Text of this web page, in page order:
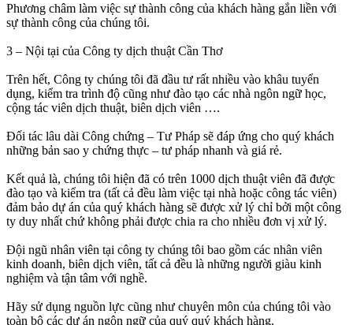
Phương châm làm việc sự thành công của khách hàng gắn liền với
sự thành công của chúng tôi.
3 – Nội tại của Công ty dịch thuật Cần Thơ
Trên hết, Công ty chúng tôi đã đầu tư rất nhiều vào khâu tuyển
dụng, kiểm tra trình độ cũng như đào tạo các nhà ngôn ngữ học,
cộng tác viên dịch thuật, biên dịch viên ….
Đối tác lâu dài Công chứng – Tư Pháp sẽ đáp ứng cho quý khách
những bản sao y chứng thực – tư pháp nhanh và giá rẻ.
Kết quả là, chúng tôi hiện đã có trên 1000 dịch thuật viên đã được
đào tạo và kiểm tra (tất cả đều làm việc tại nhà hoặc công tác viên)
đảm bảo dự án của quý khách hàng sẽ được xử lý chỉ bởi một công
ty duy nhất chứ không phải được chia ra cho nhiều đơn vị xử lý.
Đội ngũ nhân viên tại công ty chúng tôi bao gồm các nhân viên
kinh doanh, biên dịch viên, tất cả đều là những người giàu kinh
nghiệm và tận tâm với nghề.
Hãy sử dụng nguồn lực cũng như chuyên môn của chúng tôi vào
toàn bộ các dự án ngôn ngữ của quý quý khách hàng.